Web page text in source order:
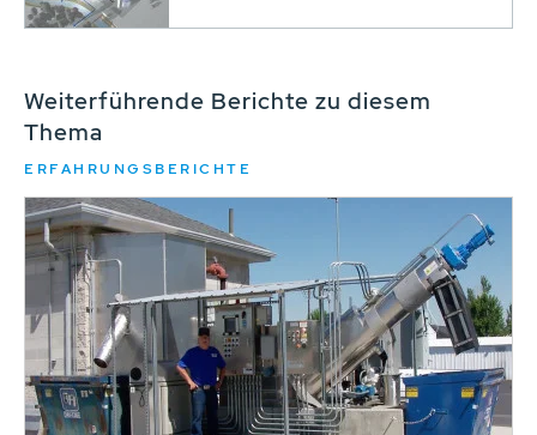
Weiterführende Berichte zu diesem
Thema
ERFAHRUNGSBERICHTE